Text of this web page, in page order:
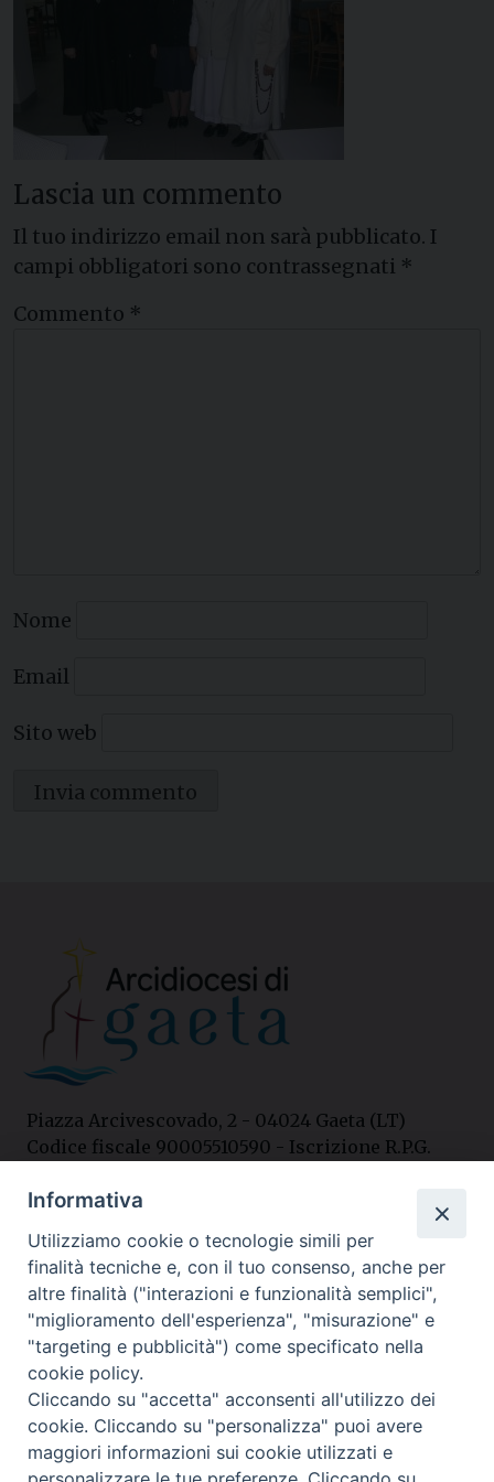
Lascia un commento
Il tuo indirizzo email non sarà pubblicato. I
campi obbligatori sono contrassegnati *
Commento *
Nome
Email
Sito web
Piazza Arcivescovado, 2 - 04024 Gaeta (LT)
Codice fiscale 90005510590 - Iscrizione R.P.G.
Contatti
Curia
Tel. 0771.740341
Palazzo De Vio
Tel. 0771.464088
I nostri social
Informativa
Utilizziamo cookie o tecnologie simili per
finalità tecniche e, con il tuo consenso, anche per
altre finalità ("interazioni e funzionalità semplici",
"miglioramento dell'esperienza", "misurazione" e
"targeting e pubblicità") come specificato nella
cookie policy.
Cliccando su "accetta" acconsenti all'utilizzo dei
cookie. Cliccando su "personalizza" puoi avere
maggiori informazioni sui cookie utilizzati e